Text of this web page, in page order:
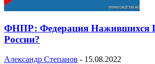
ФНПР: Федерация Нажившихся
России?
Александр Степанов - 15.08.2022